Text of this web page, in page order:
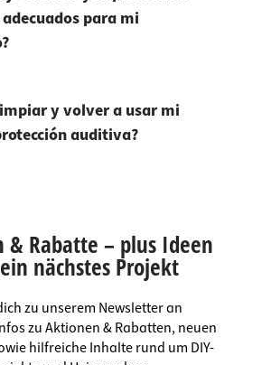
para mi
y volver a usar mi
auditiva?
& Rabatte – plus Ideen
nächstes Projekt
zu unserem Newsletter an
zu Aktionen & Rabatten, neuen
hilfreiche Inhalte rund um DIY-